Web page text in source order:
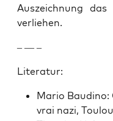
Ausze­ich­nung das
ver­liehen.
– — –
Lit­er­atur:
Mario
vrai nazi,